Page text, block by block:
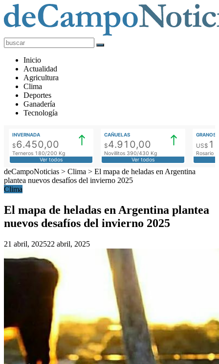
deCampoNoticias
Actualidad
Agropecuaria
Inicio
Actualidad
Agricultura
Clima
Deportes
Ganadería
Tecnología
INVERNADA
$6.450,00
Terneros 180/200 Kg
Ver todos
CAÑUELAS
$4.910,00
Novillitos 390/430 Kg
Ver todos
GRANOS
US$
Rosario
deCampoNoticias > Clima > El mapa de heladas en Argentina
plantea nuevos desafíos del invierno 2025
Clima
El mapa de heladas en Argentina plantea
nuevos desafíos del invierno 2025
21 abril, 202522 abril, 2025